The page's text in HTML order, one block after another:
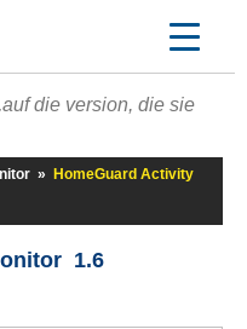
auf die version, die sie
»
HomeGuard Activity
1.6